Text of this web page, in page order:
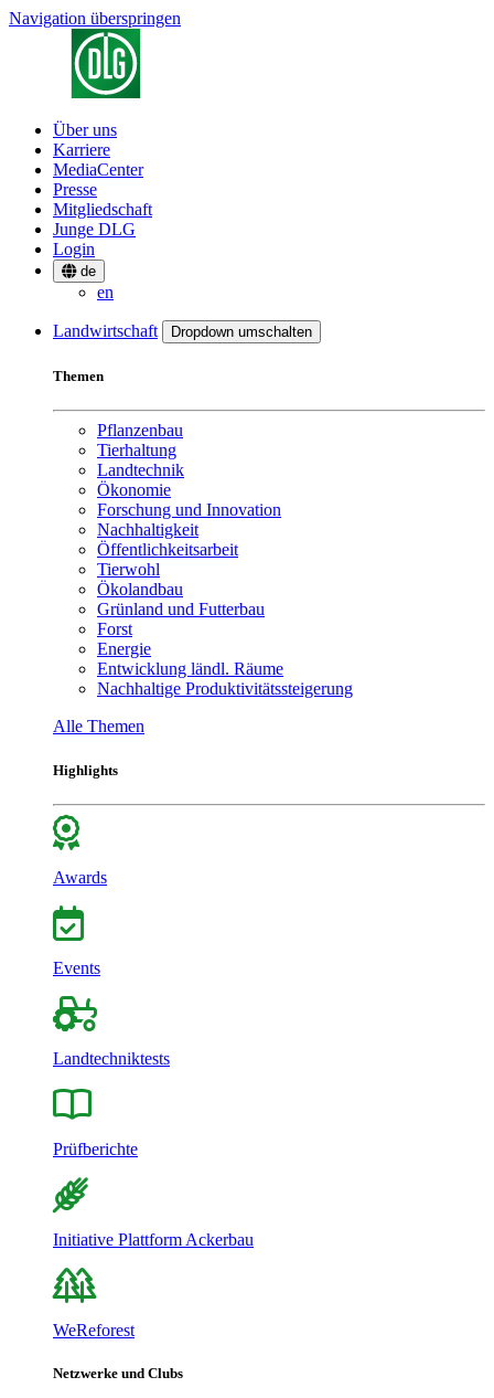
Navigation überspringen
Über uns
Karriere
MediaCenter
Presse
Mitgliedschaft
Junge DLG
Login
de
en
Landwirtschaft Dropdown umschalten
Themen
Pflanzenbau
Tierhaltung
Landtechnik
Ökonomie
Forschung und Innovation
Nachhaltigkeit
Öffentlichkeitsarbeit
Tierwohl
Ökolandbau
Grünland und Futterbau
Forst
Energie
Entwicklung ländl. Räume
Nachhaltige Produktivitätssteigerung
Alle Themen
Highlights
Awards
Events
Landtechniktests
Prüfberichte
Initiative Plattform Ackerbau
WeReforest
Netzwerke und Clubs